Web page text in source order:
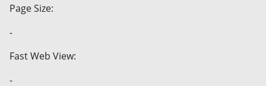
Page Size:
-
Fast Web View:
-